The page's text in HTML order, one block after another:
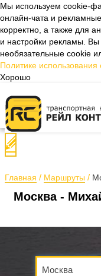
Мы используем cookie-
онлайн-чата и
корректно, а также для
и настройки рекламы. Вы
необязательные cookie
Политике использования
Хорошо
Назад
Главная Маршруты
Москва -